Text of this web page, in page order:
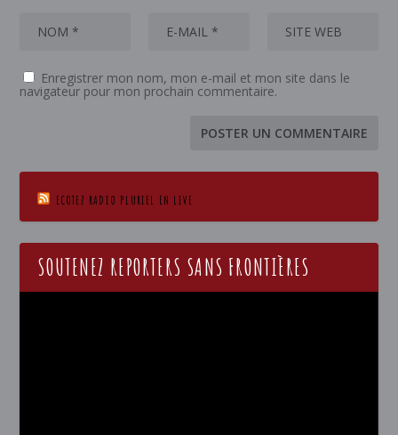
Enregistrer mon nom, mon e-mail et mon site dans le
navigateur pour mon prochain commentaire.
ECOTEZ RADIO PLURIEL EN LIVE
SOUTENEZ REPORTERS SANS FRONTIÈRES